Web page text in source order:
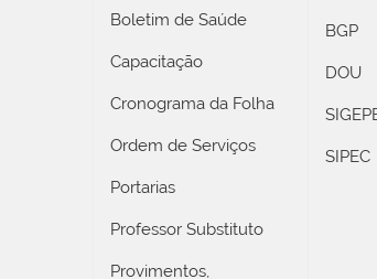
Boletim de Saúde
Capacitação
Cronograma da Folha
Ordem de Serviços
Portarias
Professor Substituto
Provimentos,
BGP
DOU
SIPEC